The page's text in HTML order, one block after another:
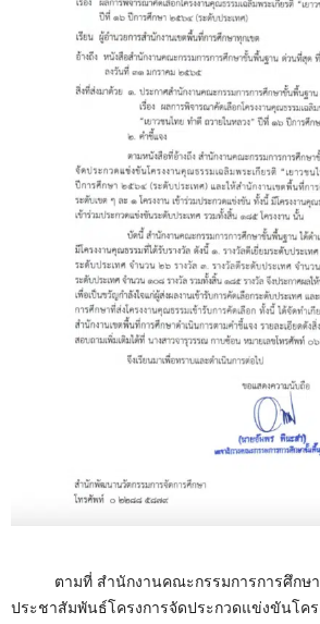
ตามที่ สำนักงานคณะกรรมการการศึกษา
ประชาสัมพันธ์โครงการจัดประกวดแข่งขันโค